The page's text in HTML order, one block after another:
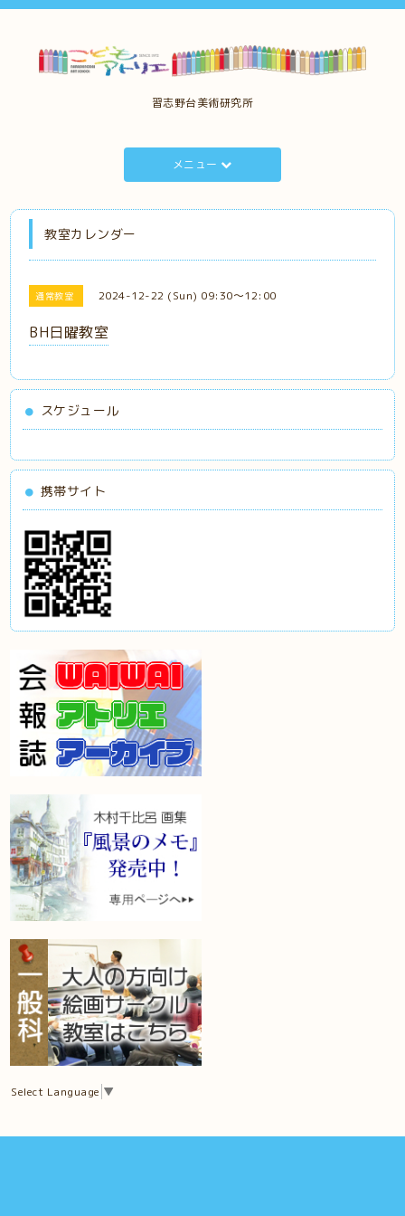
習志野台美術研究所
メニュー
教室カレンダー
通常教室 2024-12-22 (Sun) 09:30～12:00
BH日曜教室
スケジュール
携帯サイト
Select Language ▼